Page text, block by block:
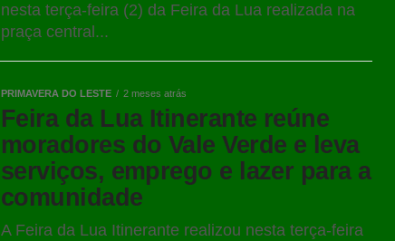
nesta terça-feira (2) da Feira da Lua realizada na
praça central...
PRIMAVERA DO LESTE 2 meses atrás
Feira da Lua Itinerante reúne
moradores do Vale Verde e leva
serviços, emprego e lazer para a
comunidade
A Feira da Lua Itinerante realizou nesta terça-feira